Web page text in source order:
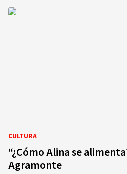
CULTURA
“¿Cómo Alina se
Agramonte